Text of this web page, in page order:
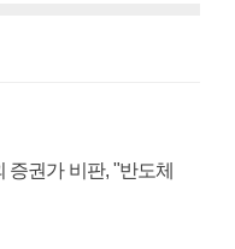
권가 비판, "반도체